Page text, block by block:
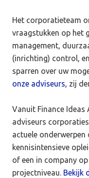
Het corporatieteam
vraagstukken op het
management,
(inrichting) control,
sparren over uw
onze adviseurs, zij
Vanuit Finance Ideas
adviseurs
actuele
kennisintensieve
of een in company
projectniveau. Bekijk